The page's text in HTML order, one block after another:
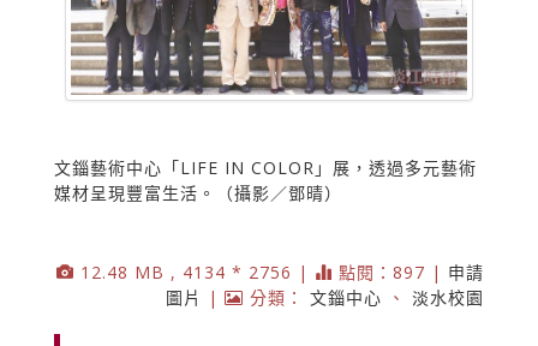
文錙藝術中心「LIFE IN COLOR」展，透過多元藝術
媒材呈現豐富生活。（攝影／鄧晴）
12.48 MB , 4134 * 2756 | 點閱：897 | 申請
圖片
| 分類： 文錙中心 、 淡水校園